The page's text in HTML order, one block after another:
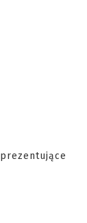
prezentujące